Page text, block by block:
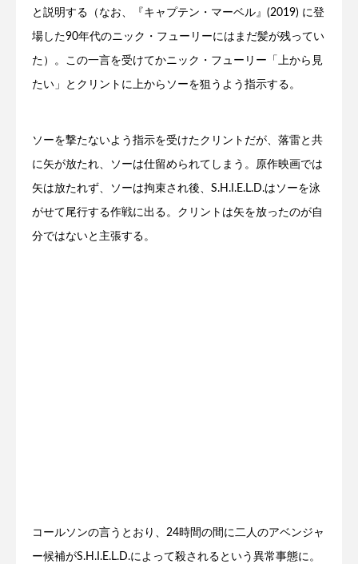
と説明する（なお、『キャプテン・マーベル』(2019) に登
場した90年代のニック・フューリーにはまだ髪が残ってい
た）。この一言を受けてかニック・フューリー「上から見
たい」とクリントに上からソーを狙うよう指示する。
ソーを撃たないよう指示を受けたクリントだが、落雷と共
に矢が放たれ、ソーは仕留められてしまう。原作映画では
矢は放たれず、ソーは拘束され後、S.H.I.E.L.D.はソーを泳
がせて尾行する作戦に出る。クリントは矢を放ったのが自
分ではないと主張する。
コールソンの言うとおり、24時間の間に二人のアベンジャ
ー候補がS.H.I.E.L.D.によって殺されるという異常事態に。